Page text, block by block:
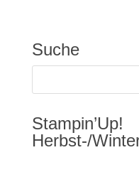
Suche
Stampin’Up!
Herbst-/